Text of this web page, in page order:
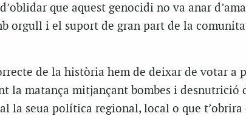
que aquest genocidi no va anar
orgull i el suport de gran part de la
de la història hem de deixar de votar a
la matança mitjançant bombes i desnutrició
la seua política regional, local o que t’obrira